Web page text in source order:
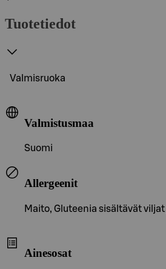
Tuotetiedot
Valmisruoka
Valmistusmaa
Suomi
Allergeenit
Maito, Gluteenia sisältävät
Ainesosat